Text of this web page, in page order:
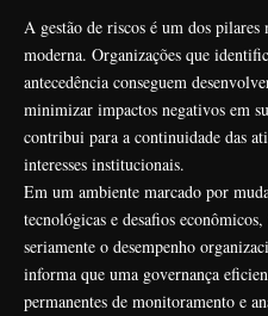
A gestão de riscos é um dos
moderna. Organizações que
antecedência conseguem
minimizar impactos negativos em
contribui para a continuidade das
interesses institucionais.
Em um ambiente marcado por
tecnológicas e desafios
seriamente o desempenho
informa que uma governança
permanentes de monitoramento e